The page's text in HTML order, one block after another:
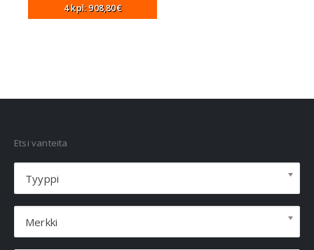
4 kpl: 908,80€
Etsi vanteita
Tyyppi
Merkki